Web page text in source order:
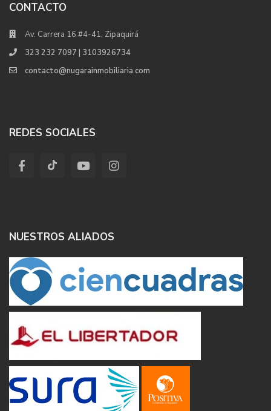
CONTACTO
Av. Carrera 16 #4-41, Zipaquirá
323 232 7097 | 3103926734
contacto@nugarainmobiliaria.com
REDES SOCIALES
NUESTROS ALIADOS